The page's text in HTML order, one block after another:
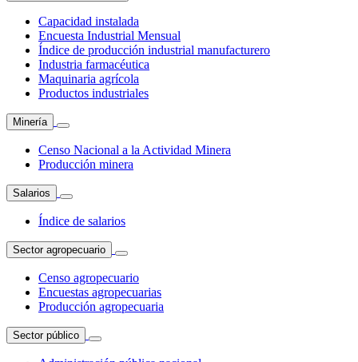
Capacidad instalada
Encuesta Industrial Mensual
Índice de producción industrial manufacturero
Industria farmacéutica
Maquinaria agrícola
Productos industriales
Minería
Censo Nacional a la Actividad Minera
Producción minera
Salarios
Índice de salarios
Sector agropecuario
Censo agropecuario
Encuestas agropecuarias
Producción agropecuaria
Sector público